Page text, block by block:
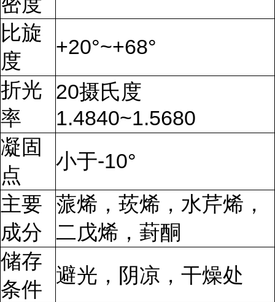
比旋
度
+20°~+68°
折光
率
20摄氏度
1.4840~1.5680
凝固
点
小于-10°
主要
成分
蒎烯，莰烯，水芹烯，
二戊烯，葑酮
储存
条件
避光，阴凉，干燥处